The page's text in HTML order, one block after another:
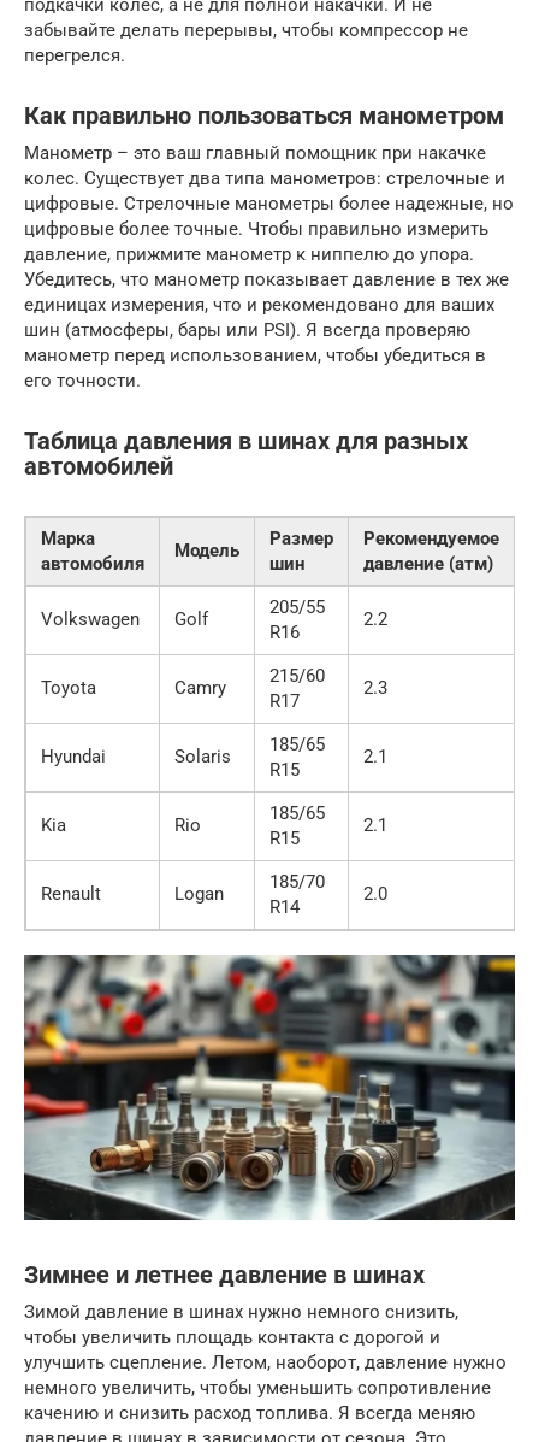
подкачки колес, а не для полной накачки. И не
забывайте делать перерывы, чтобы компрессор не
перегрелся.
Как правильно пользоваться манометром
Манометр – это ваш главный помощник при накачке
колес. Существует два типа манометров: стрелочные и
цифровые. Стрелочные манометры более надежные, но
цифровые более точные. Чтобы правильно измерить
давление, прижмите манометр к ниппелю до упора.
Убедитесь, что манометр показывает давление в тех же
единицах измерения, что и рекомендовано для ваших
шин (атмосферы, бары или PSI). Я всегда проверяю
манометр перед использованием, чтобы убедиться в
его точности.
Таблица давления в шинах для разных
автомобилей
Марка
автомобиля
Модель
Размер
шин
Рекомендуемое
давление (атм)
Volkswagen Golf
205/55
R16
2.2
Toyota Camry
215/60
R17
2.3
Hyundai Solaris
185/65
R15
2.1
Kia Rio
185/65
R15
2.1
Renault Logan
185/70
R14
2.0
Зимнее и летнее давление в шинах
Зимой давление в шинах нужно немного снизить,
чтобы увеличить площадь контакта с дорогой и
улучшить сцепление. Летом, наоборот, давление нужно
немного увеличить, чтобы уменьшить сопротивление
качению и снизить расход топлива. Я всегда меняю